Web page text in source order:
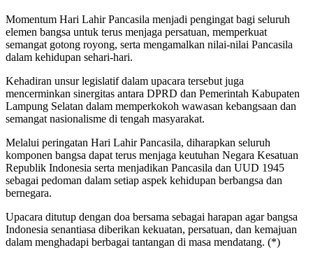
Momentum Hari Lahir Pancasila menjadi pengingat bagi seluruh
elemen bangsa untuk terus menjaga persatuan, memperkuat
semangat gotong royong, serta mengamalkan nilai-nilai Pancasila
dalam kehidupan sehari-hari.
Kehadiran unsur legislatif dalam upacara tersebut juga
mencerminkan sinergitas antara DPRD dan Pemerintah Kabupaten
Lampung Selatan dalam memperkokoh wawasan kebangsaan dan
semangat nasionalisme di tengah masyarakat.
Melalui peringatan Hari Lahir Pancasila, diharapkan seluruh
komponen bangsa dapat terus menjaga keutuhan Negara Kesatuan
Republik Indonesia serta menjadikan Pancasila dan UUD 1945
sebagai pedoman dalam setiap aspek kehidupan berbangsa dan
bernegara.
Upacara ditutup dengan doa bersama sebagai harapan agar bangsa
Indonesia senantiasa diberikan kekuatan, persatuan, dan kemajuan
dalam menghadapi berbagai tantangan di masa mendatang. (*)